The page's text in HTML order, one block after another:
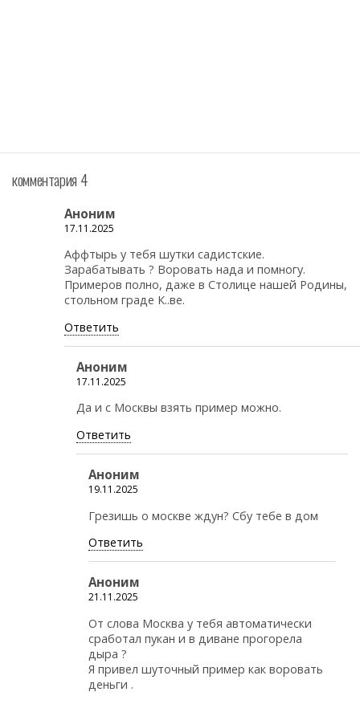
комментария 4
Аноним
17.11.2025
Аффтырь у тебя шутки садистские.
Зарабатывать ? Воровать нада и помногу.
Примеров полно, даже в Столице нашей Родины,
стольном граде К..ве.
Ответить
Аноним
17.11.2025
Да и с Москвы взять пример можно.
Ответить
Аноним
19.11.2025
Грезишь о москве ждун? Сбу тебе в дом
Ответить
Аноним
21.11.2025
От слова Москва у тебя автоматически
сработал пукан и в диване прогорела
дыра ?
Я привел шуточный пример как воровать
деньги .